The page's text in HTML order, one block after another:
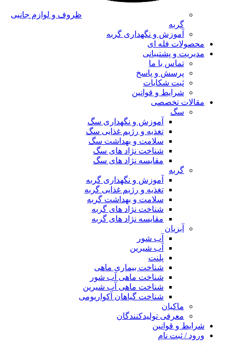
ظروف و لوازم جانبی
گربه
آموزش و نگهداری گربه
محصولات فله ای
مدیریت و پشتیبانی
تماس با ما
پرسش و پاسخ
ثبت شکایات
شرایط و قوانین
مقالات تخصصی
سگ
آموزش و نگهداری سگ
تغذیه و رژیم غذایی سگ
سلامت و بهداشت سگ
شناخت نژاد های سگ
مقایسه نژاد های سگ
گربه
آموزش و نگهداری گربه
تغذیه و رژیم غذایی گربه
سلامت و بهداشت گربه
شناخت نژاد های گربه
مقایسه نژاد های گربه
آبزیان
آب شور
آب شیرین
پلنت
شناخت بیماری ماهی
شناخت ماهی آب شور
شناخت ماهی آب شیرین
شناخت گیاهان آکواریومی
ماکیان
معرفی تولیدکنندگان
شرایط و قوانین
ورود / ثبت نام